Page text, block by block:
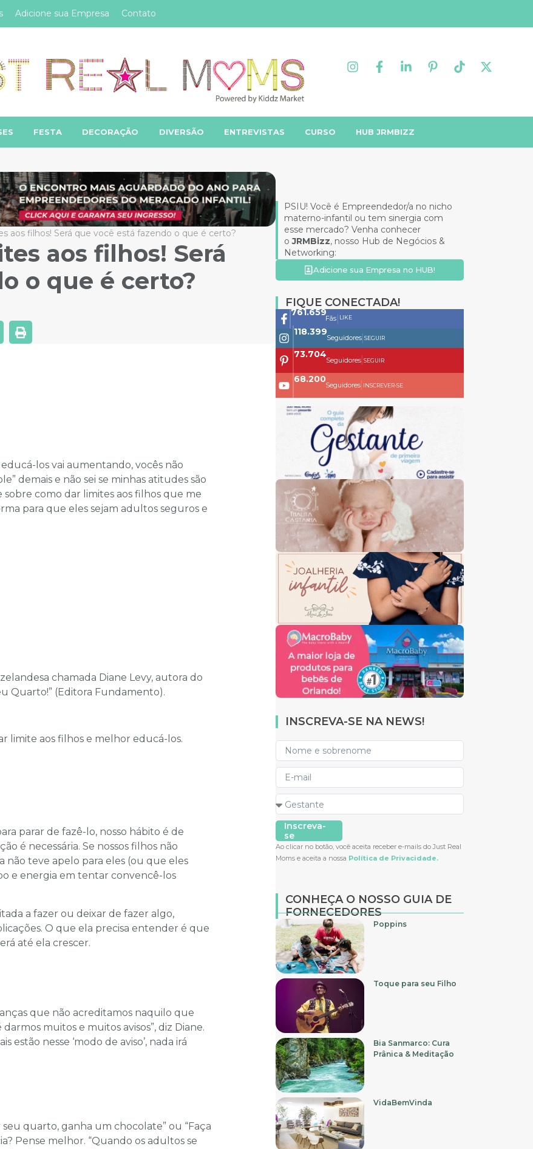
Adicione sua Empresa Contato
FESTA DECORAÇÃO DIVERSÃO ENTREVISTAS CURSO HUB JRMBIZZ
aos filhos! Será que você está fazendo o que é certo?
aos filhos! Será
o que é certo?
los vai aumentando, vocês não
demais e não sei se minhas atitudes são
como dar limites aos filhos que me
para que eles sejam adultos seguros e
chamada Diane Levy, autora do
Quarto!” (Editora Fundamento).
limite aos filhos e melhor educá-los.
parar de fazê-lo, nosso hábito é de
é necessária. Se nossos filhos não
não teve apelo para eles (ou que eles
e energia em tentar convencê-los
a fazer ou deixar de fazer algo,
O que ela precisa entender é que
até ela crescer.
que não acreditamos naquilo que
muitos e muitos avisos”, diz Diane.
estão nesse ‘modo de aviso’, nada irá
quarto, ganha um chocolate” ou “Faça
Pense melhor. “Quando os adultos se
PSIU! Você é Empreendedor/a no nicho
materno-infantil ou tem sinergia com
esse mercado? Venha conhecer
oJRMBizz, nosso Hub de Negócios &
Networking:
Adicione sua Empresa no HUB!
FIQUE CONECTADA!
761.659
Fãs LIKE
118.399
Seguidores| SEGUIR
73.704
Seguidores| SEGUIR
68.200
Seguidores| INSCREVER-SE
INSCREVA-SE NA NEWS!
Inscreva-
se
Ao clicar no botão, você aceita receber e-mails do Just Real
Moms e aceita a nossa Política de Privacidade.
CONHEÇA O NOSSO GUIA DE
FORNECEDORES
Poppins
Toque para seu Filho
Bia Sanmarco: Cura
Prânica & Meditação
VidaBemVinda